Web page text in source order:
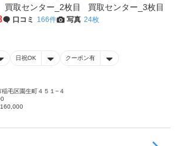
口コミ 166件 写真 24枚
日祝OK クーポン有
毛区園生町４５１−４